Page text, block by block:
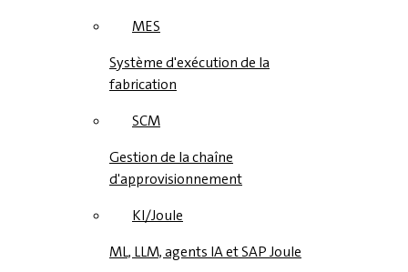
MES
Système d'exécution de la
fabrication
SCM
Gestion de la chaîne
d'approvisionnement
KI/Joule
ML, LLM, agents IA et SAP Joule